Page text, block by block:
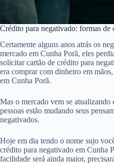
Crédito para negativado: formas de
Certamente alguns anos atrás os
mercado em Cunha Porã, eles
solicitar cartão de crédito para
era comprar com dinheiro em
em Cunha Porã.
Mas o mercado vem se atualizando
pessoas estão mudando seus
negativados.
Hoje em dia tendo o nome sujo
crédito para negativado em Cunha
facilidade será ainda maior,